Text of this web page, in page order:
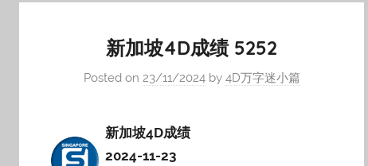
新加坡4D成绩 5252
Posted on 23/11/2024by 4D万字迷小篇
新加坡4D成绩
2024-11-23